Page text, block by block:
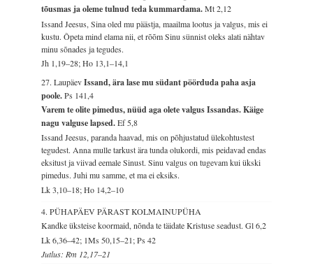
tõusmas ja oleme tulnud teda kummardama.Mt 2,12
Issand Jeesus, Sina oled mu päästja, maailma lootus ja valgus, mis ei
kustu. Õpeta mind elama nii, et rõõm Sinu sünnist oleks alati nähtav
minu sõnades ja tegudes.
Jh 1,19–28; Ho 13,1–14,1
27. LaupäevIssand, ära lase mu südant pöörduda paha asja
poole.Ps 141,4
Varem te olite pimedus, nüüd aga olete valgus Issandas. Käige
nagu valguse lapsed.Ef 5,8
Issand Jeesus, paranda haavad, mis on põhjustatud ülekohtustest
tegudest. Anna mulle tarkust ära tunda olukordi, mis peidavad endas
eksitust ja viivad eemale Sinust. Sinu valgus on tugevam kui ükski
pimedus. Juhi mu samme, et ma ei eksiks.
Lk 3,10–18; Ho 14,2–10
4. PÜHAPÄEV PÄRAST KOLMAINUPÜHA
Kandke üksteise koormaid, nõnda te täidate Kristuse seadust.Gl 6,2
Lk 6,36–42; 1Ms 50,15–21; Ps 42
Jutlus: Rm 12,17–21